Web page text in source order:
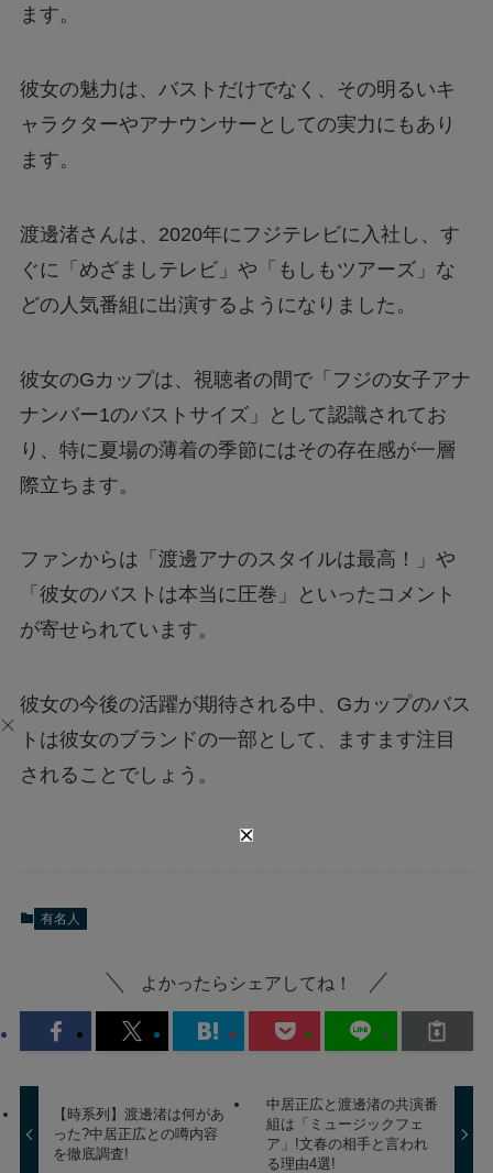
ます。
彼女の魅力は、バストだけでなく、その明るいキ
ャラクターやアナウンサーとしての実力にもあり
ます。
渡邊渚さんは、2020年にフジテレビに入社し、す
ぐに「めざましテレビ」や「もしもツアーズ」な
どの人気番組に出演するようになりました。
彼女のGカップは、視聴者の間で「フジの女子アナ
ナンバー1のバストサイズ」として認識されてお
り、特に夏場の薄着の季節にはその存在感が一層
際立ちます。
ファンからは「渡邊アナのスタイルは最高！」や
「彼女のバストは本当に圧巻」といったコメント
が寄せられています。
彼女の今後の活躍が期待される中、Gカップのバス
トは彼女のブランドの一部として、ますます注目
されることでしょう。
有名人
よかったらシェアしてね！
【時系列】渡邊渚は何があ
った?中居正広との噂内容
を徹底調査!
中居正広と渡邊渚の共演番
組は「ミュージックフェ
ア」!文春の相手と言われ
る理由4選!